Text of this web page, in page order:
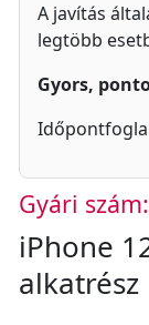
A javítás
legtöbb
Gyors,
Gyári szám:
iPhone
alkatrész